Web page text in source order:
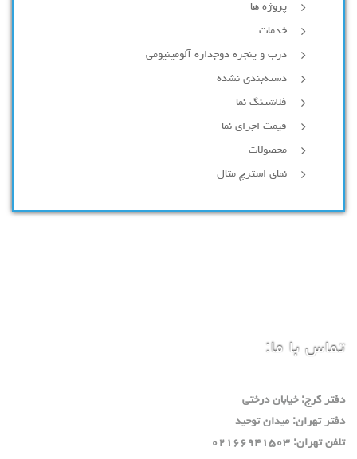
پروژه ها
خدمات
درب و پنجره دوجداره آلومینیومی
دسته‌بندی نشده
فلاشینگ نما
قیمت اجرای نما
محصولات
نمای استرچ متال
تماس با ما:
دفتر كرج: خيابان درختي
دفتر تهران: ميدان توحيد
تلفن تهران: ٠٢١٦٦٩٤١٥٠٣